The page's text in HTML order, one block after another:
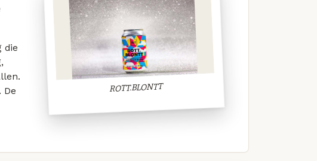
die
De
ROTT.BLONTT